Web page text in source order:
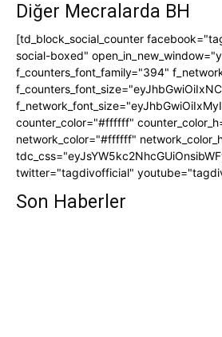
Diğer Mecralarda BH
[td_block_social_counter
social-boxed"
f_counters_font_family="394"
counter_color="#ffffff"
network_color="#ffffff"
twitter="tagdivofficial"
Son Haberler